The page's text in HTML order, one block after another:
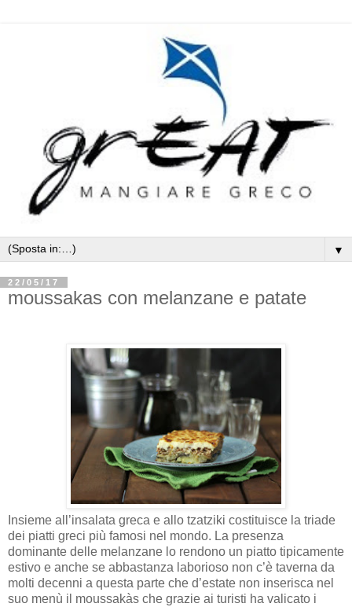
▼
22/05/17
moussakas con melanzane e patate
Insieme all’insalata greca e allo tzatziki costituisce la triade
dei piatti greci più famosi nel mondo. La presenza
dominante delle melanzane lo rendono un piatto tipicamente
estivo e anche se abbastanza laborioso non c’è taverna da
molti decenni a questa parte che d’estate non inserisca nel
suo menù il moussakàs che grazie ai turisti ha valicato i